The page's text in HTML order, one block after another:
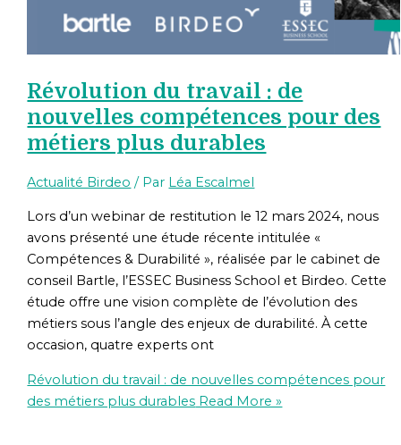
Révolution du travail : de
nouvelles compétences pour des
métiers plus durables
Actualité Birdeo / Par Léa Escalmel
Lors d’un webinar de restitution le 12 mars 2024, nous
avons présenté une étude récente intitulée «
Compétences & Durabilité », réalisée par le cabinet de
conseil Bartle, l’ESSEC Business School et Birdeo. Cette
étude offre une vision complète de l’évolution des
métiers sous l’angle des enjeux de durabilité. À cette
occasion, quatre experts ont
Révolution du travail : de nouvelles compétences pour
des métiers plus durables Read More »